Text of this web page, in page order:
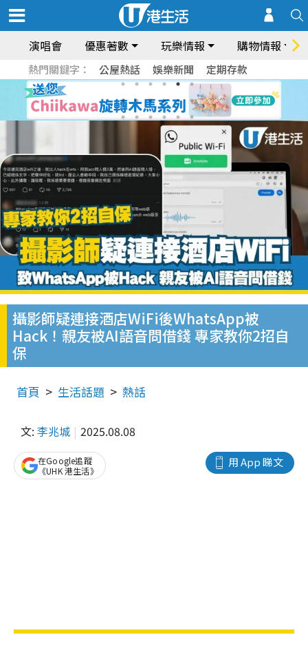
演唱會 優惠著數 玩樂情報 購物情報
熱門關鍵字： 公屋熱話 娛樂新聞 定期存款
攝影師疑連接酒店WiFi後WhatsApp被
Hack！親友被AI語音問借錢 專家教你2招自
保
首頁 生活話題 熱話
文: 李兆城 2025.08.08
用 App 睇文
在Google追蹤
《UHK 港生活》